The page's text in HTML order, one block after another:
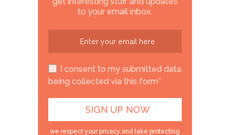
to your email inbox.
I consent to my submitted data
being collected via this form*
we respect your privacy and take protecting